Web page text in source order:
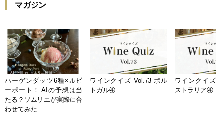
マガジン
ハーゲンダッツ6種×ルビ
ーポート！ AIの予想は当
たる？ソムリエが実際に合
わせてみた
ワインクイズ Vol.73 ポル
トガル④
ワインクイズ
ストラリア④